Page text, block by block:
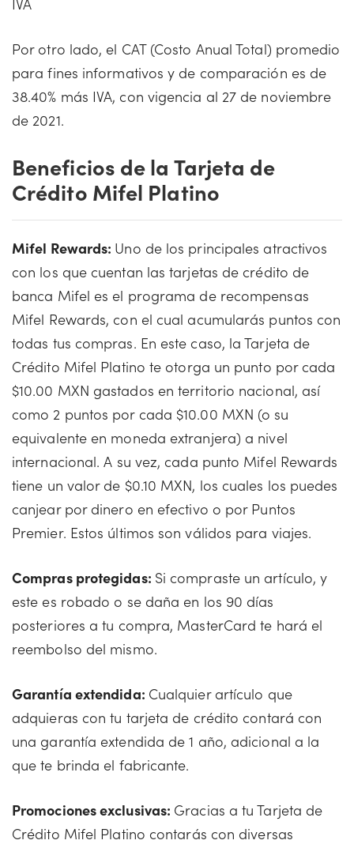
Por otro lado, el CAT (Costo Anual Total) promedio
para fines informativos y de comparación es de
38.40% más IVA, con vigencia al 27 de noviembre
de 2021.
Beneficios de la Tarjeta de
Crédito Mifel Platino
Mifel Rewards: Uno de los principales atractivos
con los que cuentan las tarjetas de crédito de
banca Mifel es el programa de recompensas
Mifel Rewards, con el cual acumularás puntos con
todas tus compras. En este caso, la Tarjeta de
Crédito Mifel Platino te otorga un punto por cada
$10.00 MXN gastados en territorio nacional, así
como 2 puntos por cada $10.00 MXN (o su
equivalente en moneda extranjera) a nivel
internacional. A su vez, cada punto Mifel Rewards
tiene un valor de $0.10 MXN, los cuales los puedes
canjear por dinero en efectivo o por Puntos
Premier. Estos últimos son válidos para viajes.
Compras protegidas: Si compraste un artículo, y
este es robado o se daña en los 90 días
posteriores a tu compra, MasterCard te hará el
reembolso del mismo.
Garantía extendida: Cualquier artículo que
adquieras con tu tarjeta de crédito contará con
una garantía extendida de 1 año, adicional a la
que te brinda el fabricante.
Promociones exclusivas: Gracias a tu Tarjeta de
Crédito Mifel Platino contarás con diversas